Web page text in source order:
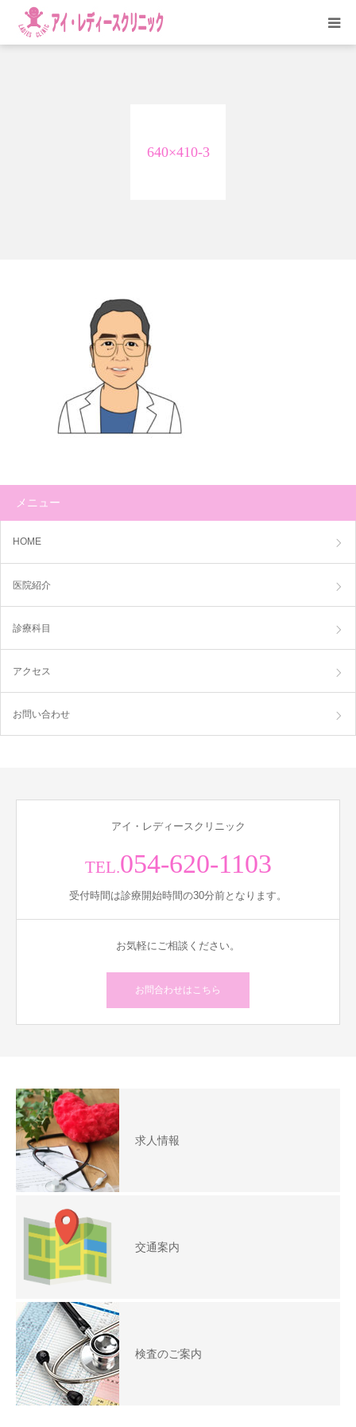
640×410-3
メニュー
HOME
医院紹介
診療科目
アクセス
お問い合わせ
アイ・レディースクリニック
TEL.054-620-1103
受付時間は診療開始時間の30分前となります。
お気軽にご相談ください。
お問合わせはこちら
求人情報
交通案内
検査のご案内